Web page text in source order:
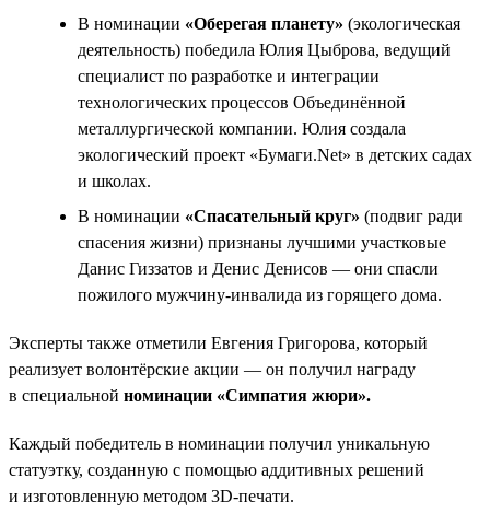
В номинации «Оберегая планету» (экологическая
деятельность) победила Юлия Цыброва, ведущий
специалист по разработке и интеграции
технологических процессов Объединённой
металлургической компании. Юлия создала
экологический проект «Бумаги.Net» в детских садах
и школах.
В номинации «Спасательный круг» (подвиг ради
спасения жизни) признаны лучшими участковые
Данис Гиззатов и Денис Денисов — они спасли
пожилого мужчину-инвалида из горящего дома.
Эксперты также отметили Евгения Григорова, который
реализует волонтёрские акции — он получил награду
в специальной номинации «Симпатия жюри».
Каждый победитель в номинации получил уникальную
статуэтку, созданную с помощью аддитивных решений
и изготовленную методом 3D-печати.